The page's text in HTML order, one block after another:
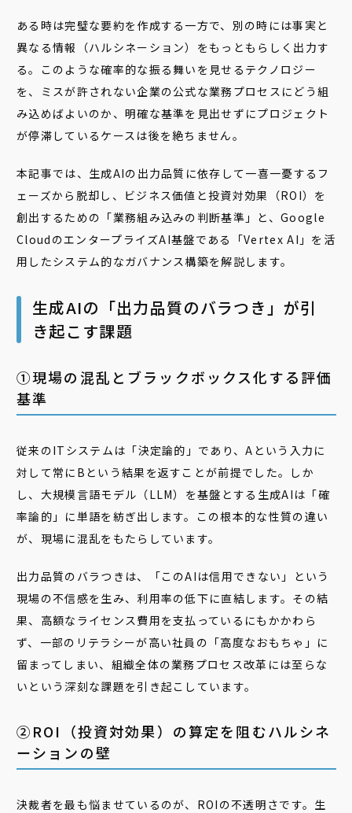
ある時は完璧な要約を作成する一方で、別の時には事実と
異なる情報（ハルシネーション）をもっともらしく出力す
る。このような確率的な振る舞いを見せるテクノロジー
を、ミスが許されない企業の公式な業務プロセスにどう組
み込めばよいのか、明確な基準を見出せずにプロジェクト
が停滞しているケースは後を絶ちません。
本記事では、生成AIの出力品質に依存して一喜一憂するフ
ェーズから脱却し、ビジネス価値と投資対効果（ROI）を
創出するための「業務組み込みの判断基準」と、Google
CloudのエンタープライズAI基盤である「Vertex AI」を活
用したシステム的なガバナンス構築を解説します。
生成AIの「出力品質のバラつき」が引
き起こす課題
➀現場の混乱とブラックボックス化する評価
基準
従来のITシステムは「決定論的」であり、Aという入力に
対して常にBという結果を返すことが前提でした。しか
し、大規模言語モデル（LLM）を基盤とする生成AIは「確
率論的」に単語を紡ぎ出します。この根本的な性質の違い
が、現場に混乱をもたらしています。
出力品質のバラつきは、「このAIは信用できない」という
現場の不信感を生み、利用率の低下に直結します。その結
果、高額なライセンス費用を支払っているにもかかわら
ず、一部のリテラシーが高い社員の「高度なおもちゃ」に
留まってしまい、組織全体の業務プロセス改革には至らな
いという深刻な課題を引き起こしています。
②ROI（投資対効果）の算定を阻むハルシネ
ーションの壁
決裁者を最も悩ませているのが、ROIの不透明さです。生